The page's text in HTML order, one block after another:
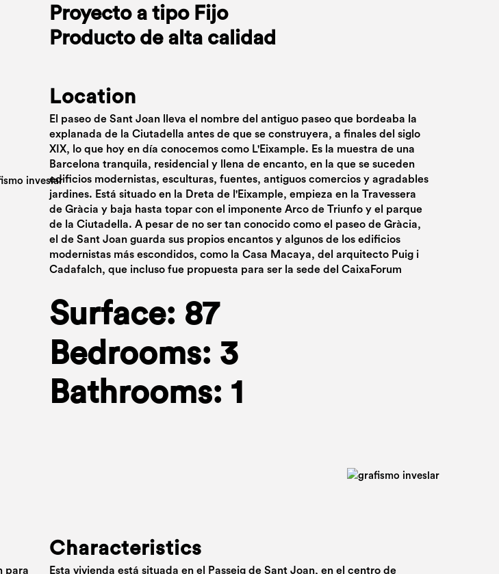
Proyecto a tipo Fijo
Producto de alta calidad
Location
El paseo de Sant Joan lleva el nombre del antiguo paseo que bordeaba la
explanada de la Ciutadella antes de que se construyera, a finales del siglo
XIX, lo que hoy en día conocemos como L'Eixample. Es la muestra de una
Barcelona tranquila, residencial y llena de encanto, en la que se suceden
edificios modernistas, esculturas, fuentes, antiguos comercios y agradables
jardines. Está situado en la Dreta de l'Eixample, empieza en la Travessera
de Gràcia y baja hasta topar con el imponente Arco de Triunfo y el parque
de la Ciutadella. A pesar de no ser tan conocido como el paseo de Gràcia,
el de Sant Joan guarda sus propios encantos y algunos de los edificios
modernistas más escondidos, como la Casa Macaya, del arquitecto Puig i
Cadafalch, que incluso fue propuesta para ser la sede del CaixaForum
Surface: 87
Bedrooms: 3
Bathrooms: 1
para
Characteristics
Esta vivienda está situada en el Passeig de Sant Joan, en el centro de